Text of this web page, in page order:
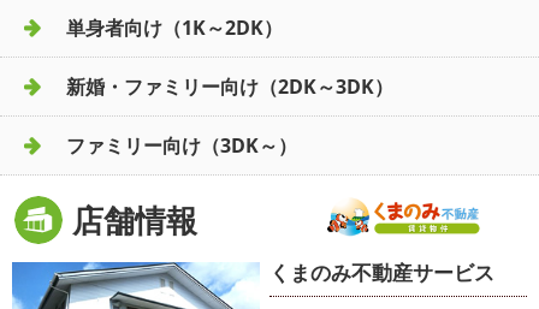
単身者向け（1K～2DK）
新婚・ファミリー向け（2DK～3DK）
ファミリー向け（3DK～）
店舗情報
くまのみ不動産サービス